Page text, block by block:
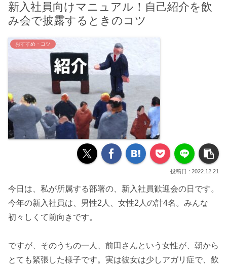
新入社員向けマニュアル！自己紹介を飲
み会で披露するときのコツ
おすすめ・コツ
2022.12.21
今日は、私が所属する部署の、 新入社員歓迎会の日です。
今年の新入社員は、男性2人、女性2人の計4名。みんな
初々しくて前向きです。
ですが、そのうちの一人、前田さんという女性が、朝から
とても緊張した様子です。実は彼女は少しアガリ症で、 飲